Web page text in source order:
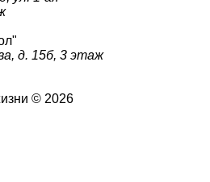
д. 15б, 3 этаж
© 2026